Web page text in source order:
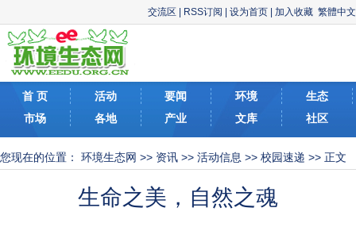
交流区 RSS订阅 设为首页 加入收藏 繁體中文
首 页 活动 要闻 环境
生态
市场
各地 产业 文库 社区
您现在的位置： 环境生态网 >> 资讯 >> 活动信息 >> 校园速递 >> 正文
生命之美，自然之魂